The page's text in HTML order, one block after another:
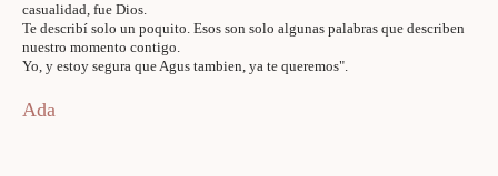
casualidad, fue Dios.
Te describí solo un poquito. Esos son solo algunas palabras que describen
nuestro momento contigo.
Yo, y estoy segura que Agus tambien, ya te queremos".
Ada